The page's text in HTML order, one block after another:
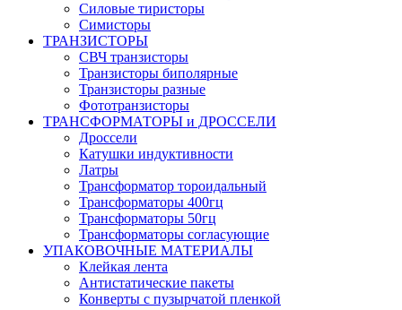
Силовые тиристоры
Симисторы
ТРАНЗИСТОРЫ
СВЧ транзисторы
Транзисторы биполярные
Транзисторы разные
Фототранзисторы
ТРАНСФОРМАТОРЫ и ДРОССЕЛИ
Дроссели
Катушки индуктивности
Латры
Трансформатор тороидальный
Трансформаторы 400гц
Трансформаторы 50гц
Трансформаторы согласующие
УПАКОВОЧНЫЕ МАТЕРИАЛЫ
Клейкая лента
Антистатические пакеты
Конверты с пузырчатой пленкой